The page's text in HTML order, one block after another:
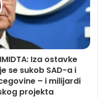
Iza ostavke
se sukob SAD-a i
– i milijardi
projekta